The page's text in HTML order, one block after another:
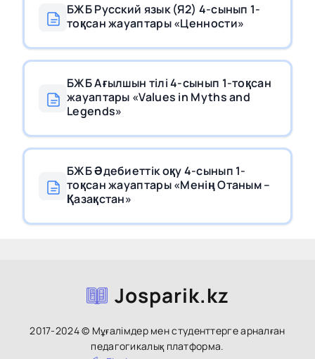
БЖБ Русский язык (Я2) 4-сынып 1-
тоқсан жауаптары «Ценности»
БЖБ Ағылшын тілі 4-сынып 1-тоқсан
жауаптары «Values in Myths and
Legends»
БЖБ Әдебиеттік оқу 4-сынып 1-
тоқсан жауаптары «Менің Отаным –
Қазақстан»
Josparik.kz
2017-2024 © Мұғалімдер мен студенттерге арналған
педагогикалық платформа.